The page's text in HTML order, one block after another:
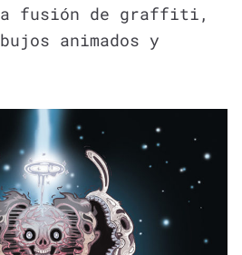
fusión de graffiti,
animados y